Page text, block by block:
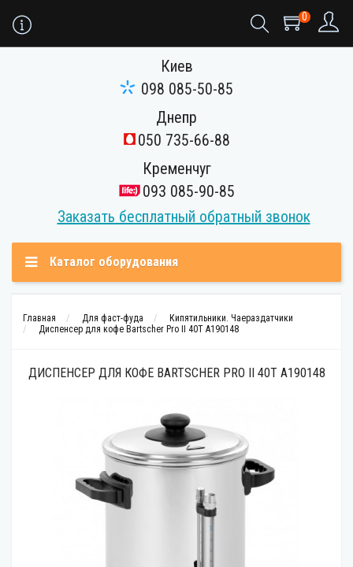
0
Киев
098 085-50-85
Днепр
050 735-66-88
Кременчуг
093 085-90-85
Заказать бесплатный обратный звонок
Каталог оборудования
Главная Для фаст-фуда
Кипятильники. Чаераздатчики
Диспенсер для кофе Bartscher Pro II 40T A190148
ДИСПЕНСЕР ДЛЯ КОФЕ BARTSCHER PRO II 40T A190148